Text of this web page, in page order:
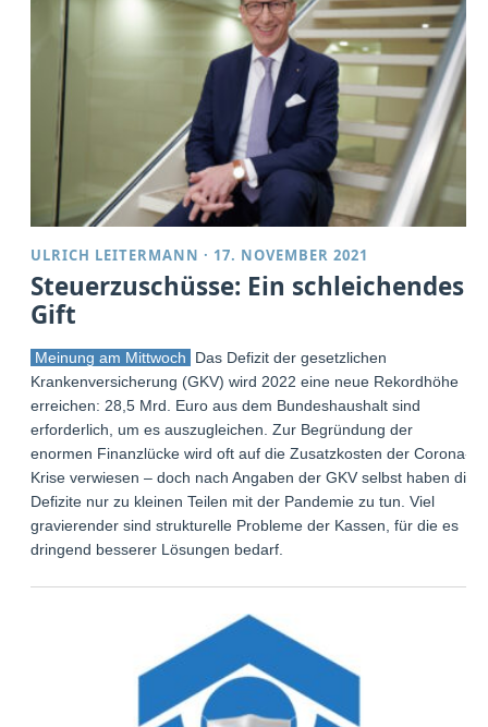
ULRICH LEITERMANN · 17. NOVEMBER 2021
Steuerzuschüsse: Ein schleichendes
Gift
Meinung am Mittwoch
Das Defizit der gesetzlichen
Krankenversicherung (GKV) wird 2022 eine neue Rekordhöhe
erreichen: 28,5 Mrd. Euro aus dem Bundeshaushalt sind
erforderlich, um es auszugleichen. Zur Begründung der
enormen Finanzlücke wird oft auf die Zusatzkosten der Corona-
Krise verwiesen – doch nach Angaben der GKV selbst haben die
Defizite nur zu kleinen Teilen mit der Pandemie zu tun. Viel
gravierender sind strukturelle Probleme der Kassen, für die es
dringend besserer Lösungen bedarf.